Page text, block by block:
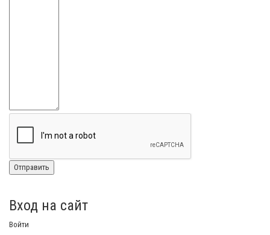
Вход на сайт
Войти